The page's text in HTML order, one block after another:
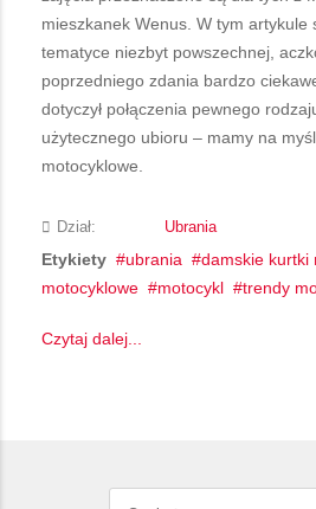
mieszkanek Wenus. W tym artykule
tematyce niezbyt powszechnej,
poprzedniego zdania bardzo
dotyczył połączenia pewnego
użytecznego ubioru – mamy na
motocyklowe.
Dział: Ubrania
Etykiety ubrania damskie kurtki
motocyklowe
motocykl trendy
Czytaj dalej...